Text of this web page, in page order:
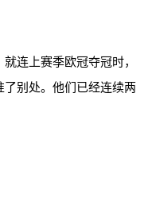
连上赛季欧冠夺冠时，
别处。他们已经连续两